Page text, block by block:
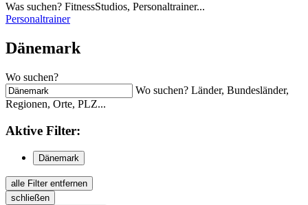
Was suchen? FitnessStudios, Personaltrainer...
Personaltrainer
Dänemark
Wo suchen?
Wo suchen? Länder, Bundesländer,
Regionen, Orte, PLZ...
Aktive Filter:
Dänemark
alle Filter entfernen
schließen